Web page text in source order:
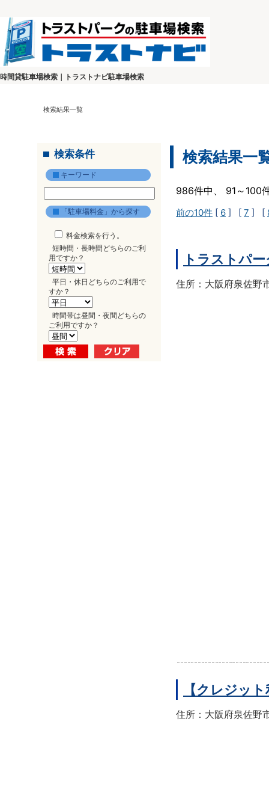
時間貸駐車場検索｜トラストナビ駐車場検索
検索結果一覧
検索条件
キーワード
「駐車場料金」から探す
料金検索を行う。
短時間・長時間どちらのご利
用ですか？
平日・休日どちらのご利用で
すか？
時間帯は昼間・夜間どちらの
ご利用ですか？
検索結果一
986件中、 91～100
前の10件 [ 6 ] [ 7 ] [
トラストパ
住所：大阪府泉佐野
【クレジッ
住所：大阪府泉佐野